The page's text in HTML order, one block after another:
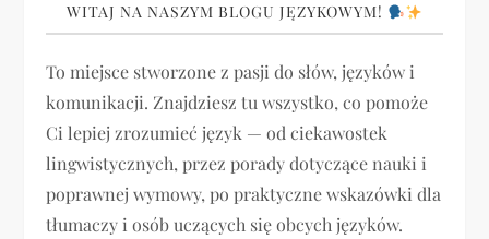
a
c
j
a
WITAJ NA NASZYM BLOGU JĘZYKOWYM!
To miejsce stworzone z pasji do słów, języków i
komunikacji. Znajdziesz tu wszystko, co pomoże
Ci lepiej zrozumieć język — od ciekawostek
lingwistycznych, przez porady dotyczące nauki i
poprawnej wymowy, po praktyczne wskazówki dla
tłumaczy i osób uczących się obcych języków.